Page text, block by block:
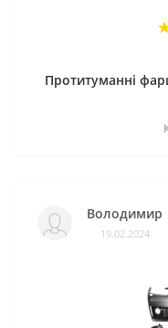
Протитуманні
Володимир
19.02.2024